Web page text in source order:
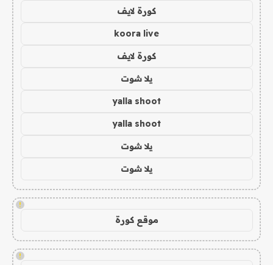
كورة لايف
koora live
كورة لايف
يلا شوت
yalla shoot
yalla shoot
يلا شوت
يلا شوت
!
موقع كورة
!